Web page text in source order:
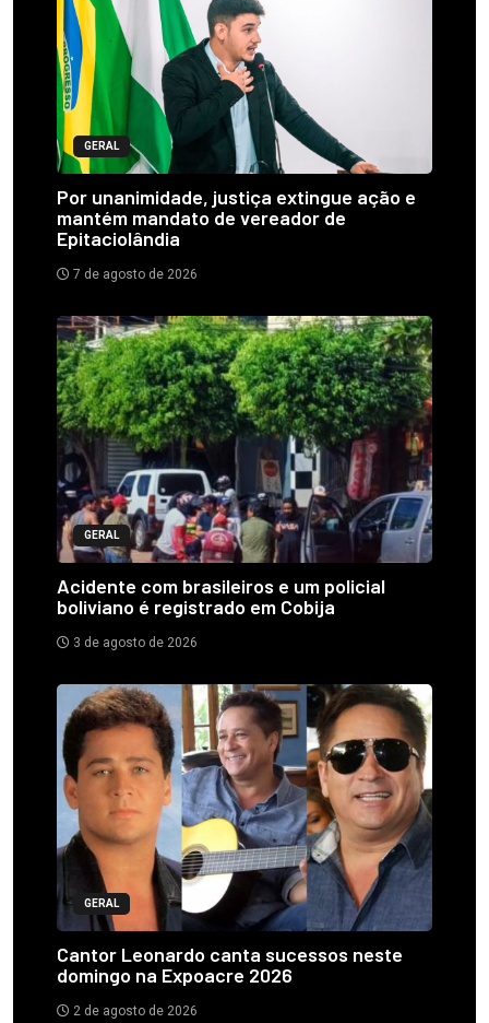
GERAL
Por unanimidade, justiça extingue ação e
mantém mandato de vereador de
Epitaciolândia
7 de agosto de 2026
GERAL
Acidente com brasileiros e um policial
boliviano é registrado em Cobija
3 de agosto de 2026
GERAL
Cantor Leonardo canta sucessos neste
domingo na Expoacre 2026
2 de agosto de 2026